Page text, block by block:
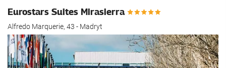
Eurostars Suites Mirasierra
Alfredo Marquerie, 43 - Madryt